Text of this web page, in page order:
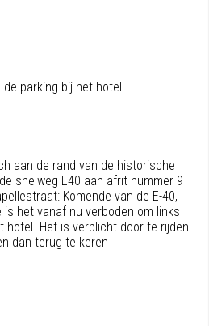
parking bij het hotel.
aan de rand van de historische
snelweg E40 aan afrit nummer 9
Komende van de E-40,
het vanaf nu verboden om links
hotel. Het is verplicht door te rijden
dan terug te keren